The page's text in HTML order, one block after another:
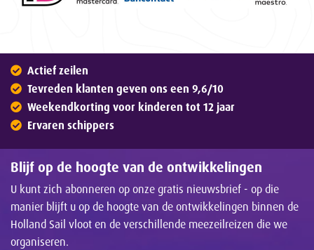
Actief zeilen
Tevreden klanten geven ons een 9,6/10
Weekendkorting voor kinderen tot 12 jaar
Ervaren schippers
Blijf op de hoogte van de ontwikkelingen
U kunt zich abonneren op onze gratis nieuwsbrief - op die
manier blijft u op de hoogte van de ontwikkelingen binnen de
Holland Sail vloot en de verschillende meezeilreizen die we
organiseren.